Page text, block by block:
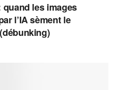
les images
l’IA sèment le